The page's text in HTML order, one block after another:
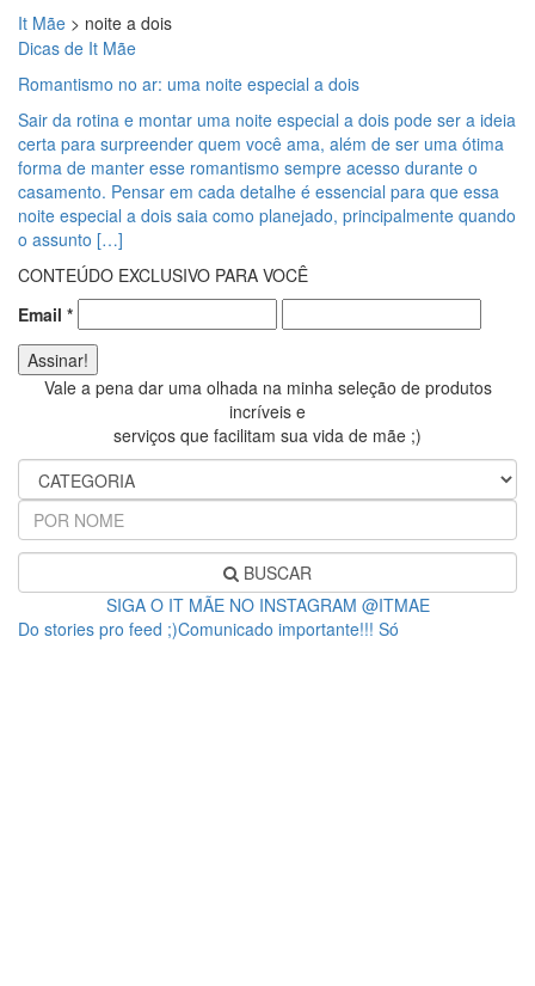
It Mãe > noite a dois
Dicas de It Mãe
Romantismo no ar: uma noite especial a dois
Sair da rotina e montar uma noite especial a dois pode ser a ideia
certa para surpreender quem você ama, além de ser uma ótima
forma de manter esse romantismo sempre acesso durante o
casamento. Pensar em cada detalhe é essencial para que essa
noite especial a dois saia como planejado, principalmente quando
o assunto […]
CONTEÚDO EXCLUSIVO PARA VOCÊ
Email *
Vale a pena dar uma olhada na minha seleção de produtos
incríveis e
serviços que facilitam sua vida de mãe ;)
BUSCAR
SIGA O IT MÃE NO INSTAGRAM @ITMAE
Do stories pro feed ;)Comunicado importante!!! Só